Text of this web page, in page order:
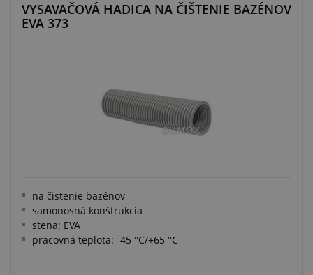
VYSAVAČOVÁ HADICA NA ČIŠTENIE BAZÉNOV
EVA 373
na čistenie bazénov
samonosná konštrukcia
stena: EVA
pracovná teplota: -45 °C/+65 °C